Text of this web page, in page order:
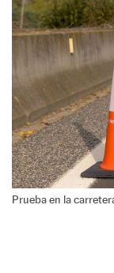
Prueba en la